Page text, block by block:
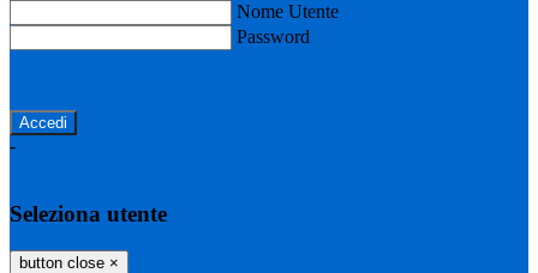
Nome Utente
Password
-
Seleziona utente
button close ×